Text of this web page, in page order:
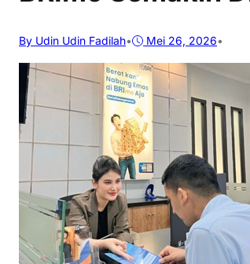
By Udin Udin Fadilah• Mei 26, 2026•